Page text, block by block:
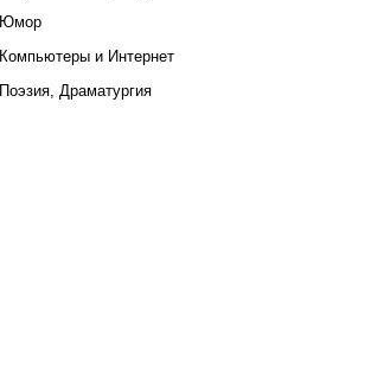
Юмор
Компьютеры и Интернет
Поэзия, Драматургия